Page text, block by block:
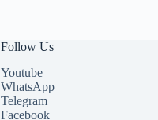
Follow Us
Youtube
WhatsApp
Telegram
Facebook